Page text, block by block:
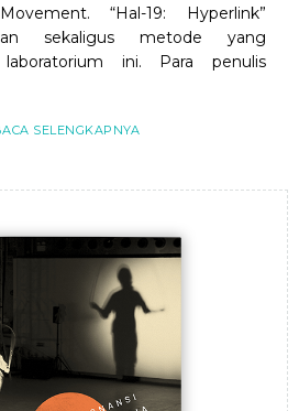
“Hal-19: Hyperlink”
sekaligus metode yang
ini. Para penulis
SELENGKAPNYA